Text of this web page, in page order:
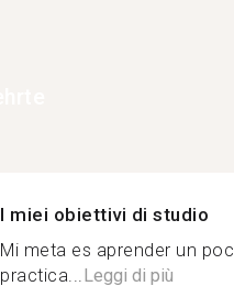
I miei obiettivi di studio
Mi meta es aprender un
practica... Leggi di più